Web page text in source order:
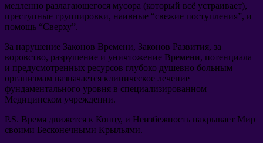
медленно разлагающегося мусора (который всё устраивает),
преступные группировки, наивные “свежие поступления”, и
помощь “Сверху”.
За нарушение Законов Времени, Законов Развития, за
воровство, разрушение и уничтожение Времени, потенциала
и предусмотренных ресурсов глубоко душевно больным
организмам назначается клиническое лечение
фундаментального уровня в специализированном
Медицинском учреждении.
P.S. Время движется к Концу, и Неизбежность накрывает Мир
своими Бесконечными Крыльями.